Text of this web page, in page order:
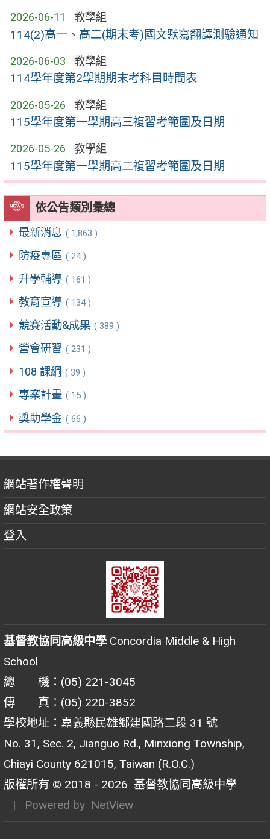
2026-06-11 教學組
114(2)高一、高二(期末考)國文默寫翻譯測驗通知
2026-06-03 教學組
114學年度第2學期期末考科目時間表
2026-05-26 教學組
115學年度第一學期高三複習考範圍及日期
2026-05-26 教學組
115學年度第一學期高二複習考範圍及日期
依公告類別彙總
最新消息 ( 1,863 )
防疫專區 ( 24 )
升學輔導 ( 161 )
教育宣導 ( 134 )
競賽活動&成果 ( 389 )
營會研習 ( 231 )
108 課綱 ( 39 )
專案計畫 ( 15 )
獎助學金 ( 66 )
網站著作權聲明
網站安全政策
登入
基督教協同高級中學 Concordia Middle & High
School
總 機：(05) 221-3045
傳 真：(05) 220-3852
學校地址：嘉義縣民雄鄉建國路二段 31 號
No. 31, Sec. 2, Jianguo Rd., Minxiong Township,
Chiayi County 621015, Taiwan (R.O.C.)
版權所有 © 2018 - 2026 基督教協同高級中學
| Powered by NetView